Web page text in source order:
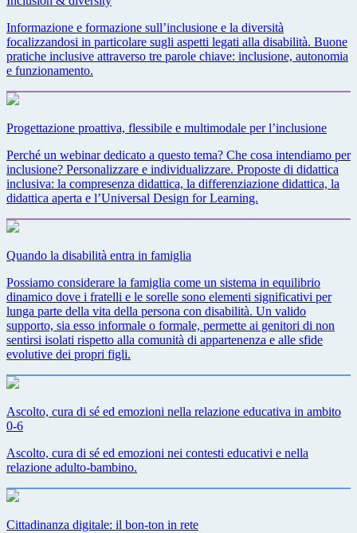
Informazione e formazione sull’inclusione e la diversità
focalizzandosi in particolare sugli aspetti legati alla disabilità. Buone
pratiche inclusive attraverso tre parole chiave: inclusione, autonomia
e funzionamento.
Progettazione proattiva, flessibile e multimodale per l’inclusione
Perché un webinar dedicato a questo tema? Che cosa intendiamo per
inclusione? Personalizzare e individualizzare. Proposte di didattica
inclusiva: la compresenza didattica, la differenziazione didattica, la
didattica aperta e l’Universal Design for Learning.
Quando la disabilità entra in famiglia
Possiamo considerare la famiglia come un sistema in equilibrio
dinamico dove i fratelli e le sorelle sono elementi significativi per
lunga parte della vita della persona con disabilità. Un valido
supporto, sia esso informale o formale, permette ai genitori di non
sentirsi isolati rispetto alla comunità di appartenenza e alle sfide
evolutive dei propri figli.
Ascolto, cura di sé ed emozioni nella relazione educativa in ambito
0-6
Ascolto, cura di sé ed emozioni nei contesti educativi e nella
relazione adulto-bambino.
Cittadinanza digitale: il bon-ton in rete